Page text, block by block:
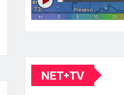
NET+TV